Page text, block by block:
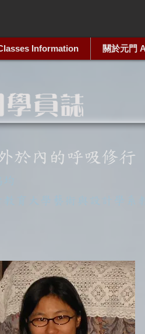
Information 關於元門
於內的呼吸修行